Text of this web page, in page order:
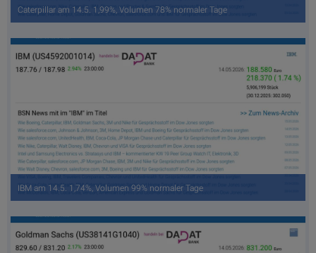
Caterpillar am 14.5. 1,99%, Volumen 78% normaler Tage
IBM am 14.5. 1,74%, Volumen 99% normaler Tage